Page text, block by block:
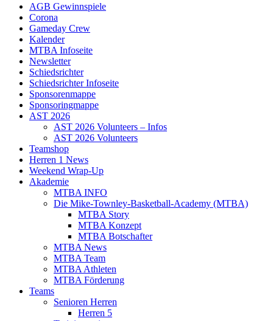
AGB Gewinnspiele
Corona
Gameday Crew
Kalender
MTBA Infoseite
Newsletter
Schiedsrichter
Schiedsrichter Infoseite
Sponsorenmappe
Sponsoringmappe
AST 2026
AST 2026 Volunteers – Infos
AST 2026 Volunteers
Teamshop
Herren 1 News
Weekend Wrap-Up
Akademie
MTBA INFO
Die Mike-Townley-Basketball-Academy (MTBA)
MTBA Story
MTBA Konzept
MTBA Botschafter
MTBA News
MTBA Team
MTBA Athleten
MTBA Förderung
Teams
Senioren Herren
Herren 5